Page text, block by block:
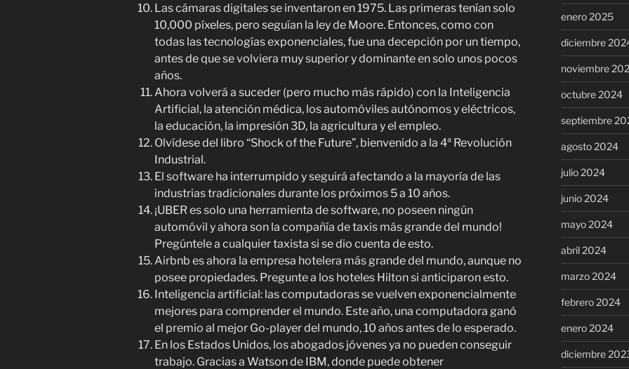
Las cámaras digitales se inventaron en 1975. Las primeras tenían solo
10,000 píxeles, pero seguían la ley de Moore. Entonces, como con
todas las tecnologías exponenciales, fue una decepción por un tiempo,
antes de que se volviera muy superior y dominante en solo unos pocos
años.
Ahora volverá a suceder (pero mucho más rápido) con la Inteligencia
Artificial, la atención médica, los automóviles autónomos y eléctricos,
la educación, la impresión 3D, la agricultura y el empleo.
Olvídese del libro “Shock of the Future”, bienvenido a la 4ª Revolución
Industrial.
El software ha interrumpido y seguirá afectando a la mayoría de las
industrias tradicionales durante los próximos 5 a 10 años.
¡UBER es solo una herramienta de software, no poseen ningún
automóvil y ahora son la compañía de taxis más grande del mundo!
Pregúntele a cualquier taxista si se dio cuenta de esto.
Airbnb es ahora la empresa hotelera más grande del mundo, aunque no
posee propiedades. Pregunte a los hoteles Hilton si anticiparon esto.
Inteligencia artificial: las computadoras se vuelven exponencialmente
mejores para comprender el mundo. Este año, una computadora ganó
el premio al mejor Go-player del mundo, 10 años antes de lo esperado.
En los Estados Unidos, los abogados jóvenes ya no pueden conseguir
trabajo. Gracias a Watson de IBM, donde puede obtener
enero 2025
diciembre
noviembre
octubre 2024
septiembre
agosto 2024
julio 2024
junio 2024
mayo 2024
abril 2024
marzo 2024
febrero 2024
enero 2024
diciembre